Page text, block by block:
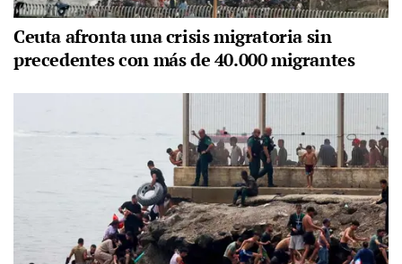
Ceuta afronta una crisis migratoria sin
precedentes con más de 40.000 migrantes